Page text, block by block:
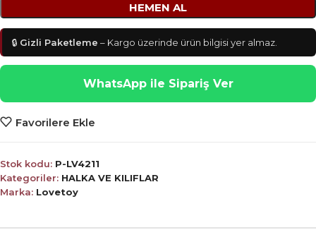
HEMEN AL
🔒 Gizli Paketleme – Kargo üzerinde ürün bilgisi yer almaz.
WhatsApp ile Sipariş Ver
Favorilere Ekle
Stok kodu: P-LV4211
Kategoriler: HALKA VE KILIFLAR
Marka: Lovetoy